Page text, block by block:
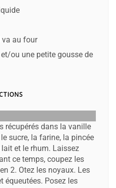
va au four
ou une petite gousse de
récupérés dans la vanille
sucre, la farine, la pincée
et le rhum. Laissez
ce temps, coupez les
2. Otez les noyaux. Les
équeutées. Posez les